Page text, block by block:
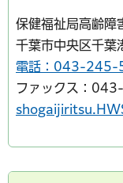
保健福祉局高齢障
千葉市中央区千
電話：043-245-
ファックス：